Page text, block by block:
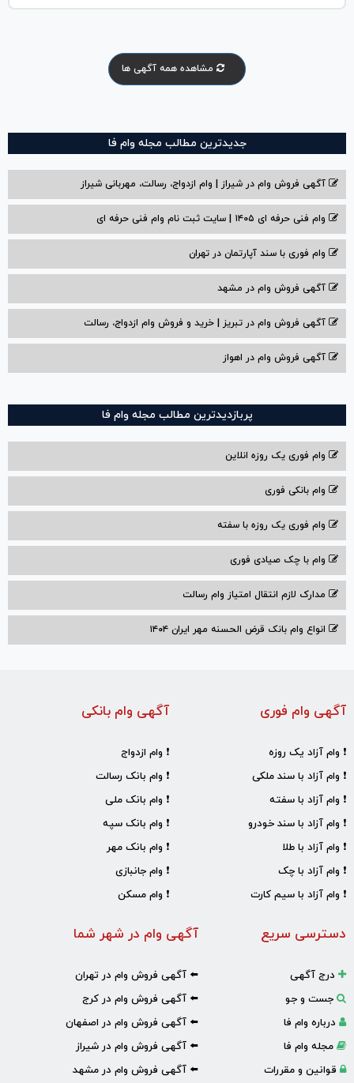
مشاهده همه آگهی ها
جدیدترین مطالب مجله وام فا
آگهی فروش وام در شیراز | وام ازدواج، رسالت، مهربانی شیراز
وام فنی حرفه ای ۱۴۰۵ | سایت ثبت نام وام فنی حرفه ای
وام فوری با سند آپارتمان در تهران
آگهی فروش وام در مشهد
آگهی فروش وام در تبریز | خرید و فروش وام ازدواج، رسالت
آگهی فروش وام در اهواز
پربازدیدترین مطالب مجله وام فا
وام فوری یک روزه انلاین
وام بانکی فوری
وام فوری یک روزه با سفته
وام با‌ چک صیادی‌ فوری
مدارک لازم انتقال امتیاز وام رسالت
انواع وام بانک قرض الحسنه مهر ایران ۱۴۰۴
آگهی وام بانکی
❗ وام ازدواج
❗ وام بانک رسالت
❗ وام بانک ملی
❗ وام بانک سپه
❗ وام بانک مهر
❗ وام جانبازی
❗ وام مسکن
آگهی وام فوری
❗ وام آزاد یک روزه
❗ وام آزاد با سند ملکی
❗ وام آزاد با سفته
❗ وام آزاد با سند خودرو
❗ وام آزاد با طلا
❗ وام آزاد با چک
❗ وام آزاد با سیم کارت
آگهی وام در شهر شما
⬅️ آگهی فروش وام در تهران
⬅️ آگهی فروش وام در کرج
⬅️ آگهی فروش وام در اصفهان
⬅️ آگهی فروش وام در شیراز
⬅️ آگهی فروش وام در مشهد
دسترسی سریع
درج آگهی
جست و جو
درباره وام فا
مجله وام فا
قوانین و مقررات